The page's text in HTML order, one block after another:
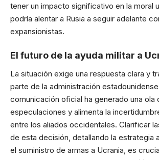
tener un impacto significativo en la moral
podría alentar a Rusia a seguir adelante
expansionistas.
El futuro de la ayuda militar a
La situación exige una respuesta clara y
parte de la administración
comunicación oficial ha generado una ola
especulaciones y alimenta la
entre los aliados occidentales. Clarificar
de esta decisión, detallando la estrategia
el suministro de armas a Ucrania, es